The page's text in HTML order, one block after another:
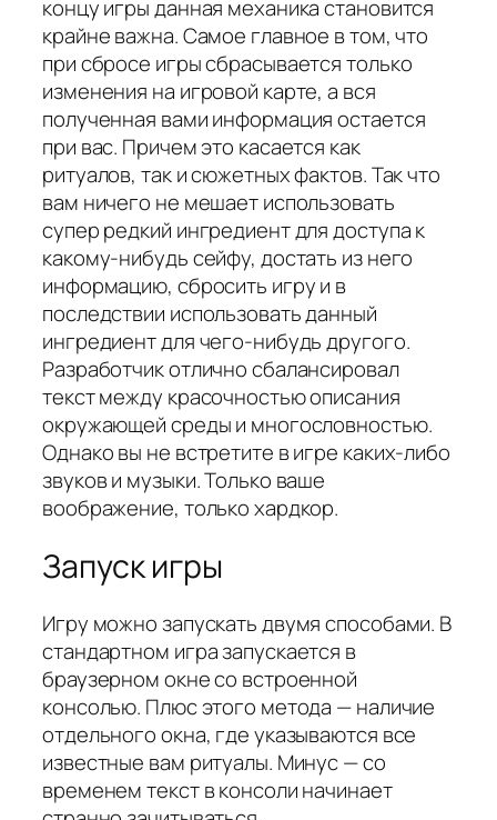
концу игры данная механика становится
крайне важна. Самое главное в том, что
при сбросе игры сбрасывается только
изменения на игровой карте, а вся
полученная вами информация остается
при вас. Причем это касается как
ритуалов, так и сюжетных фактов. Так что
вам ничего не мешает использовать
супер редкий ингредиент для доступа к
какому-нибудь сейфу, достать из него
информацию, сбросить игру и в
последствии использовать данный
ингредиент для чего-нибудь другого.
Разработчик отлично сбалансировал
текст между красочностью описания
окружающей среды и многословностью.
Однако вы не встретите в игре каких-либо
звуков и музыки. Только ваше
воображение, только хардкор.
Запуск игры
Игру можно запускать двумя способами. В
стандартном игра запускается в
браузерном окне со встроенной
консолью. Плюс этого метода — наличие
отдельного окна, где указываются все
известные вам ритуалы. Минус — со
временем текст в консоли начинает